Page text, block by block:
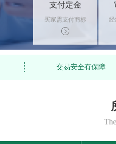
支付定金
买家需支付商标
标价的10%的购
买订金
交易安全有保障